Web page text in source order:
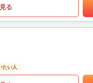
る
たい人